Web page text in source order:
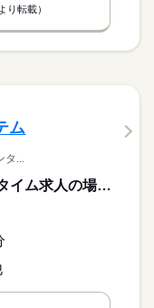
り転載）
ム
タ...
210,000円〜430,000円 ※フルタイム求人の場合は月額（換算額）、パート求人の場合は時間額を表示しています。